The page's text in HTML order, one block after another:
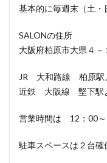
基本的に毎週末（土・
SALONの住所
大阪府柏原市大県４－
JR 大和路線 柏原駅
近鉄 大阪線 堅下駅
営業時間は 12：00
駐車スペースは２台確